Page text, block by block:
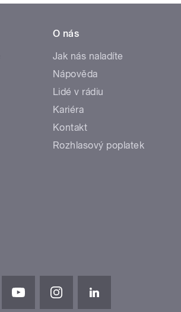
O nás
Jak nás naladíte
Nápověda
Lidé v rádiu
Kariéra
Kontakt
Rozhlasový poplatek